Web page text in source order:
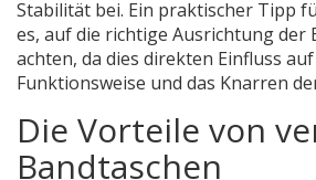
Stabilität bei. Ein praktischer Tipp
es, auf die richtige Ausrichtung der
achten, da dies direkten Einfluss
Funktionsweise und das Knarren
Die Vorteile von
Bandtaschen